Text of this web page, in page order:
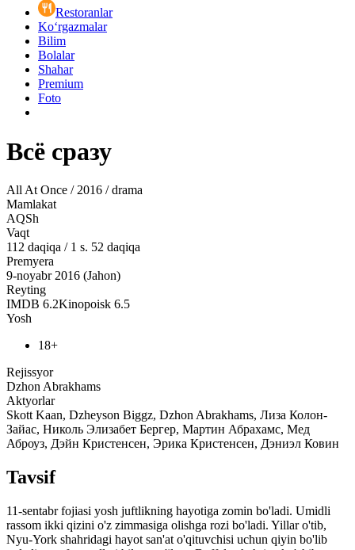
Restoranlar
Ko‘rgazmalar
Bilim
Bolalar
Shahar
Premium
Foto
Всё сразу
All At Once / 2016 / drama
Mamlakat
AQSh
Vaqt
112 daqiqa / 1 s. 52 daqiqa
Premyera
9-noyabr 2016 (Jahon)
Reyting
IMDB 6.2Kinopoisk 6.5
Yosh
18+
Rejissyor
Dzhon Abrakhams
Aktyorlar
Skott Kaan, Dzheyson Biggz, Dzhon Abrakhams, Лиза Колон-
Зайас, Николь Элизабет Бергер, Мартин Абрахамс, Мед
Аброуз, Дэйн Кристенсен, Эрика Кристенсен, Дэниэл Ковин
Tavsif
11-sentabr fojiasi yosh juftlikning hayotiga zomin bo'ladi. Umidli
rassom ikki qizini o'z zimmasiga olishga rozi bo'ladi. Yillar o'tib,
Nyu-York shahridagi hayot san'at o'qituvchisi uchun qiyin bo'lib